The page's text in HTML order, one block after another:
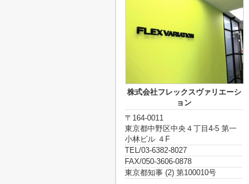
株式会社フレックスヴァリエーシ
ョン
〒164-0011
東京都中野区中央４丁目4-5 第一
小林ビル ４F
TEL/03-6382-8027
FAX/050-3606-0878
東京都知事 (2) 第100010号